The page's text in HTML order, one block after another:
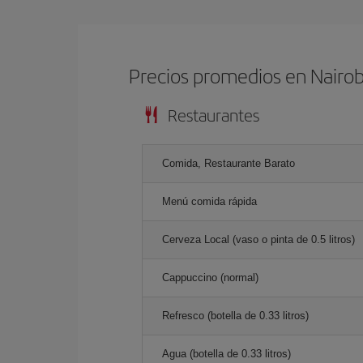
Precios promedios en
Restaurantes
Comida, Restaurante Barato
Menú comida rápida
Cerveza Local (vaso o pinta de 0.5 litros)
Cappuccino (normal)
Refresco (botella de 0.33 litros)
Agua (botella de 0.33 litros)